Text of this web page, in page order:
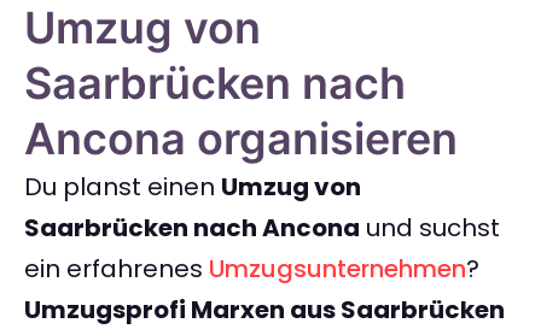
Umzug von
Saarbrücken nach
Ancona organisieren
Du planst einen Umzug von
Saarbrücken nach Ancona und suchst
ein erfahrenes Umzugsunternehmen?
Umzugsprofi Marxen aus Saarbrücken